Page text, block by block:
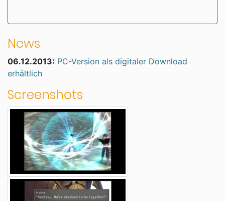
News
06.12.2013: PC-Version als digitaler Download
erhältlich
Screenshots